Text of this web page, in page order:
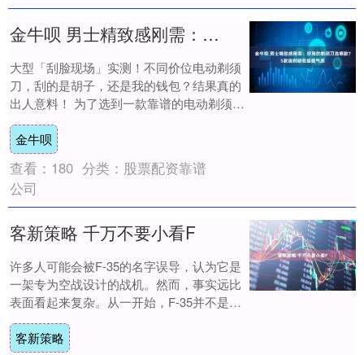
金牛呗 男士精致感刚需：好用的剃须刀选哪款？5款速剃胡茬超提气质
大型「刮脸现场」实测！不同价位电动剃须
刀，刮的是胡子，还是我的钱包？结果真的
出人意料！ 为了选到一款靠谱的电动剃须
刀，我专门做了一波测评，发现一个扎心问
题：就算....
金牛呗
查看： 180 分类： 股票配资靠谱
公司
客新策略 千万不要小看F
许多人可能会被F-35的名字误导，认为它是
一架专为空战设计的战机。然而，事实远比
表面看起来复杂。从一开始，F-35并不是为
争夺制空权而设计的，空战能力对它来说
更....
客新策略